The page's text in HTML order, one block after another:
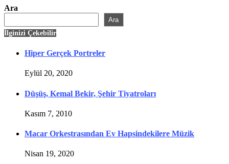
Ara
Ara
İlginizi Çekebilir
Hiper Gerçek Portreler
Eylül 20, 2020
Düşüş, Kemal Bekir, Şehir Tiyatroları
Kasım 7, 2010
Macar Orkestrasından Ev Hapsindekilere Müzik
Nisan 19, 2020